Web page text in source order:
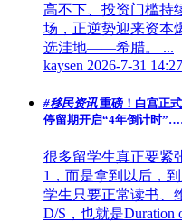
高不下、投资门槛持
场，正逆势迎来资本
选洼地——希腊。 ...
kaysen 2026-7-31 14:27
#移民资讯重磅！白宫正
停留期开启“4年倒计时
很多留学生真正要紧
1，而是拿到以后，
学生只要正常读书、
D/S，也就是Duration